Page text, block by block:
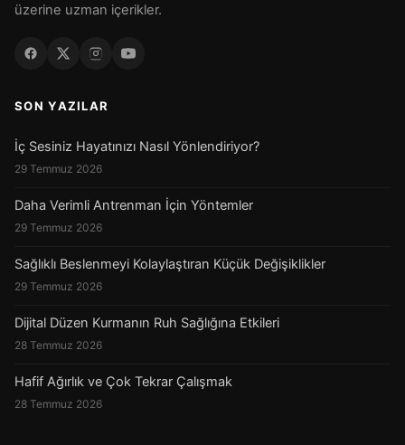
üzerine uzman içerikler.
SON YAZILAR
İç Sesiniz Hayatınızı Nasıl Yönlendiriyor?
29 Temmuz 2026
Daha Verimli Antrenman İçin Yöntemler
29 Temmuz 2026
Sağlıklı Beslenmeyi Kolaylaştıran Küçük Değişiklikler
29 Temmuz 2026
Dijital Düzen Kurmanın Ruh Sağlığına Etkileri
28 Temmuz 2026
Hafif Ağırlık ve Çok Tekrar Çalışmak
28 Temmuz 2026